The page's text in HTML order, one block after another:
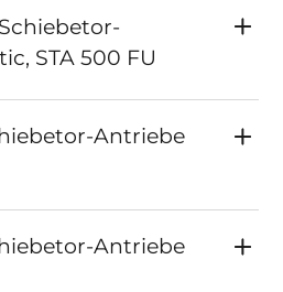
STA 500 FU
Antriebe
Antriebe